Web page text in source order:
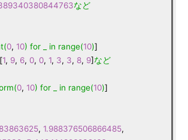
など
0, 10) for in range(10)]
[1, 9, 6, 0, 0, 1, 3, 3, 8, 9]など
0, 10) for in range(10)]
, 1.988376506866485,